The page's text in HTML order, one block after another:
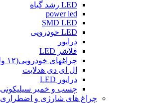
LED رشد گیاه
power led
SMD LED
LED خودرویی
درایور
فلاشر LED
چراغهای خودرویی(۱۲ ولت DC)
ال ای دی هدلایت
درایور LED
چسب و خمیر سیلیکونی
چراغ های شارژی و اضطراری